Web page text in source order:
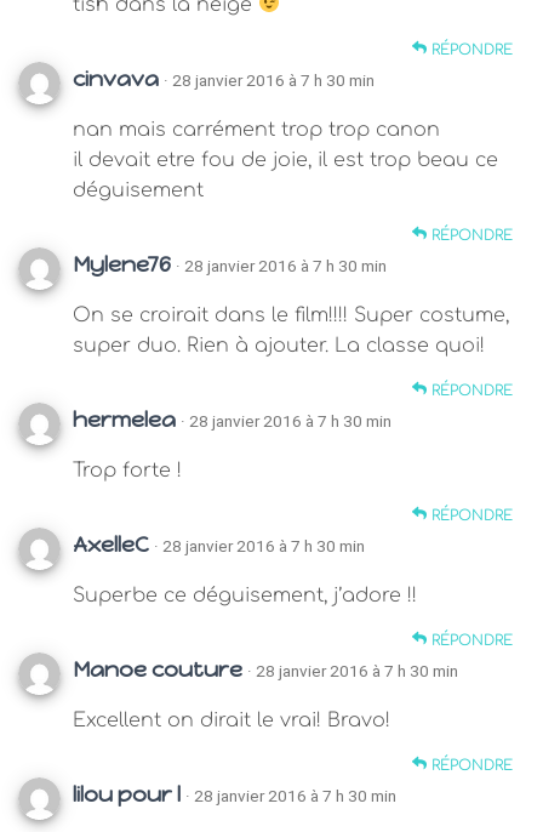
tish dans la neige
RÉPONDRE
cinvava · 28 janvier 2016 à 7 h 30 min
nan mais carrément trop trop canon
il devait etre fou de joie, il est trop beau ce
déguisement
RÉPONDRE
Mylene76 · 28 janvier 2016 à 7 h 30 min
On se croirait dans le film!!!! Super costume,
super duo. Rien à ajouter. La classe quoi!
RÉPONDRE
hermelea · 28 janvier 2016 à 7 h 30 min
Trop forte !
RÉPONDRE
AxelleC · 28 janvier 2016 à 7 h 30 min
Superbe ce déguisement, j’adore !!
RÉPONDRE
Manoe couture · 28 janvier 2016 à 7 h 30 min
Excellent on dirait le vrai! Bravo!
RÉPONDRE
lilou pour l · 28 janvier 2016 à 7 h 30 min